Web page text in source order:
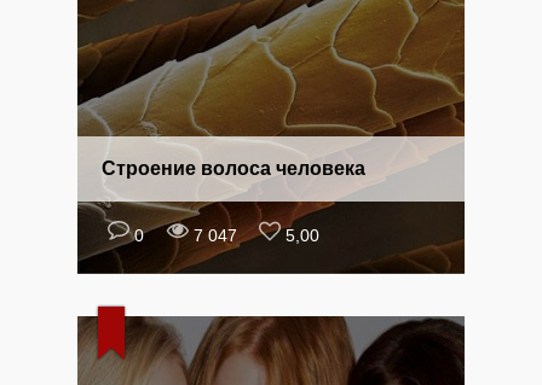
0 7 047 5,00
Строение волоса человека